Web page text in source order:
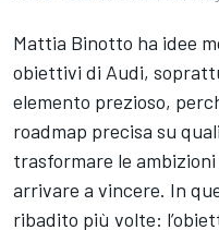
Mattia Binotto ha idee
obiettivi di Audi,
elemento prezioso,
roadmap precisa su
trasformare le
arrivare a vincere. In
ribadito più volte: